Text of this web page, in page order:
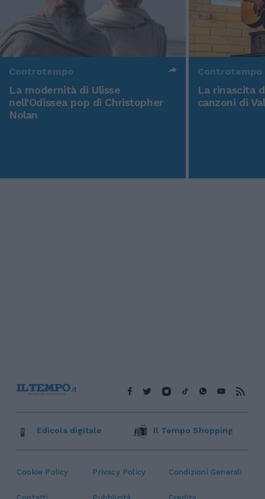
Controtempo
La modernità di Ulisse
nell'Odissea pop di Christopher
Nolan
Controtempo
La rinascita
canzoni di
Cookie Policy Privacy Policy Condizioni Generali
Edicola digitale Il Tempo Shopping